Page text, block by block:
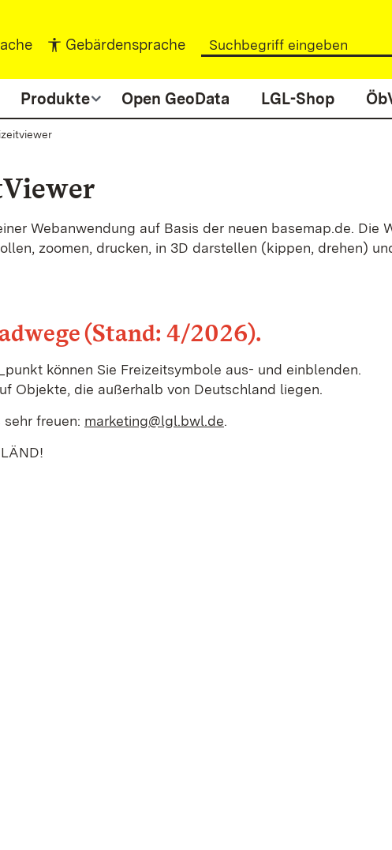
Gebärdensprache
Produkte Open GeoData LGL-Shop
Webanwendung auf Basis der neuen basemap.de.
zoomen, drucken, in 3D darstellen (kippen, drehen)
(Stand: 4/2026).
können Sie Freizeitsymbole aus- und einblenden.
Objekte, die außerhalb von Deutschland liegen.
freuen: marketing@lgl.bwl.de.